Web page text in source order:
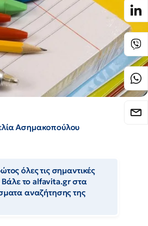
Ασημακοπούλου
όλες τις σημαντικές
Βάλε το alfavita.gr στα
αναζήτησης της